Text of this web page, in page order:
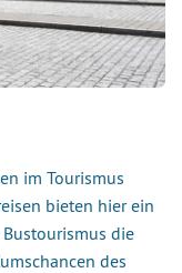
im Tourismus
bieten hier ein
die
des